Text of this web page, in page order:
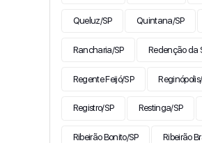
Queluz/SP Quintana/SP
Rancharia/SP Redenção da
Regente Feijó/SP
Registro/SP Restinga/SP
Ribeirão Bonito/SP Ribeirão